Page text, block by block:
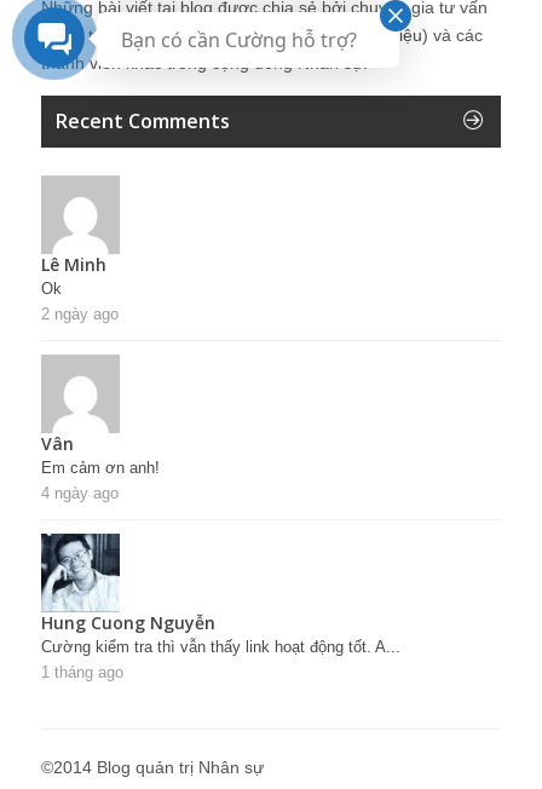
Những bài viết tại blog được chia sẻ bởi chuyên gia tư vấn
Quản trị Nhân sự Nguyễn Hùng Cường (giới thiệu) và các
thành viên khác trong cộng đồng Nhân sự.
Recent Comments
Lê Minh
Ok
2 ngày ago
Vân
Em cảm ơn anh!
4 ngày ago
Hung Cuong Nguyễn
Cường kiểm tra thì vẫn thấy link hoạt động tốt. A...
1 tháng ago
©2014 Blog quản trị Nhân sự
Bạn có cần Cường hỗ trợ?